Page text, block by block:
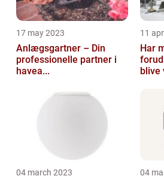
17 may 2023
Anlægsgartner – Din
professionelle partner i
havea...
11
Har
blive
04 march 2023 04